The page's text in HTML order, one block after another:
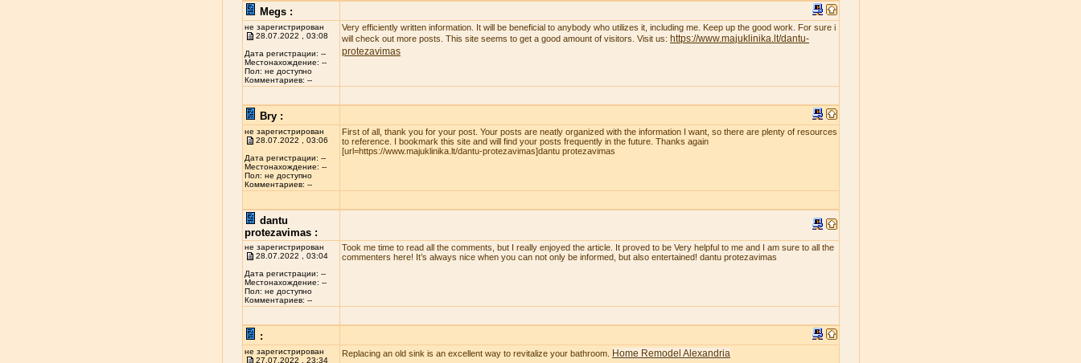
Megs :
не зарегистрирован
28.07.2022 , 03:08
Дата регистрации: --
Местонахождение: --
Пол: не доступно
Комментариев: --
Very efficiently written information. It will be beneficial to anybody who utilizes it, including me. Keep up the good work. For sure i
will check out more posts. This site seems to get a good amount of visitors. Visit us: https://www.majuklinika.lt/dantu-
protezavimas
Bry :
не зарегистрирован
28.07.2022 , 03:06
Дата регистрации: --
Местонахождение: --
Пол: не доступно
Комментариев: --
First of all, thank you for your post. Your posts are neatly organized with the information I want, so there are plenty of resources
to reference. I bookmark this site and will find your posts frequently in the future. Thanks again
[url=https://www.majuklinika.lt/dantu-protezavimas]dantu protezavimas
dantu
protezavimas :
не зарегистрирован
28.07.2022 , 03:04
Дата регистрации: --
Местонахождение: --
Пол: не доступно
Комментариев: --
Took me time to read all the comments, but I really enjoyed the article. It proved to be Very helpful to me and I am sure to all the
commenters here! It’s always nice when you can not only be informed, but also entertained! dantu protezavimas
:
не зарегистрирован
27.07.2022 , 23:34
Replacing an old sink is an excellent way to revitalize your bathroom. Home Remodel Alexandria